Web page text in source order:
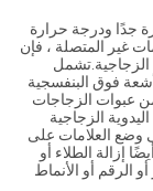
جدًا ودرجة حرارة
غير المتصلة ، فإن
الزجاجية.تشمل
فوق البنفسجية
عبوات الزجاجات
الزجاجية
وضع العلامات على
إزالة الطلاء أو
الرقم أو الأنماط